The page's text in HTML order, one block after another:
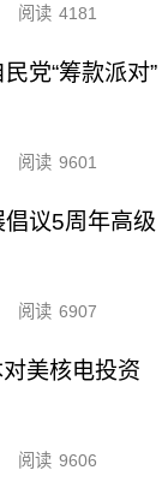
阅读 4181
党“筹款派对”
阅读 9601
议5周年高级
阅读 6907
对美核电投资
阅读 9606